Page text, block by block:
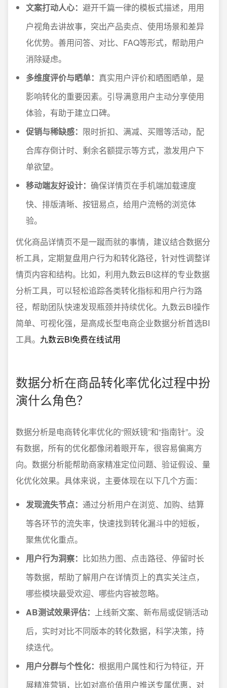
文案打动人心： 避开千篇一律的模板式描述，用用
户视角去讲故事，突出产品卖点、使用场景和差异
化优势。善用问答、对比、FAQ等形式，帮助用户
消除疑虑。
多维度评价与晒单： 真实用户评价和晒图晒单，是
影响转化的重要因素。引导满意用户主动分享使用
体验，有助于建立口碑。
促销与稀缺感： 限时折扣、满减、买赠等活动，配
合库存倒计时、剩余名额提示等方式，激发用户下
单欲望。
移动端友好设计： 确保详情页在手机端加载速度
快、排版清晰、按钮易点，给用户流畅的浏览体
验。
优化商品详情页不是一蹴而就的事情，建议结合数据分
析工具，定期复盘用户行为和转化路径，针对性调整详
情页内容和结构。比如，利用九数云BI这样的专业数据
分析工具，可以轻松追踪各类转化指标和用户行为路
径，帮助团队快速发现瓶颈并持续优化。九数云BI操作
简单、可视化强，是高成长型电商企业数据分析首选BI
工具。 九数云BI免费在线试用
数据分析在商品转化率优化过程中扮
演什么角色？
数据分析是电商转化率优化的“照妖镜”和“指南针”。没
有数据，所有的优化都像闭着眼开车，很容易偏离方
向。数据分析能帮助商家精准定位问题、验证假设、量
化优化效果。具体来说，主要体现在以下几个方面：
发现流失节点： 通过分析用户在浏览、加购、结算
等各环节的流失率，快速找到转化漏斗中的短板，
聚焦优化重点。
用户行为洞察： 比如热力图、点击路径、停留时长
等数据，帮助了解用户在详情页上的真实关注点，
哪些模块最受欢迎、哪些内容被忽略。
AB测试效果评估： 上线新文案、新布局或促销活动
后，实时对比不同版本的转化数据，科学决策，持
续迭代。
用户分群与个性化： 根据用户属性和行为特征，开
展精准营销，比如对高价值用户推送专属优惠，对